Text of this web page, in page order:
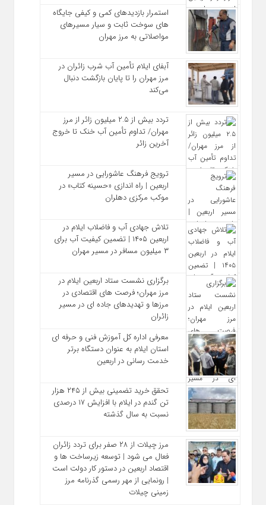
استمرار بازدیدهای کمی و کیفی جایگاه‌
های سوخت ثابت و سیار مسیرهای
مواصلاتی به مرز مهران
آبفای ایلام تأمین آب شرب زائران در
مرز مهران را تا پایان بازگشت دنبال
می‌کند
تردد بیش از ۲.۵ میلیون زائر از مرز
مهران/ تداوم تأمین آب خنک تا خروج
آخرین زائر
ترویج فرهنگ عاشورایی در مسیر
اربعین | راه‌ اندازی «حسینه کتاب» در
موکب مرکزی دهلران
تلاش جهادی آب و فاضلاب ایلام در
اربعین ۱۴۰۵ | تضمین کیفیت آب برای
۳ میلیون مسافر در مسیر مهران
برگزاری نشست ستاد اربعین ایلام در
مرز مهران؛ فرصت‌ های اقتصادی در
مرزها و تهدیدهای جاده‌ ای در مسیر
زائران
معرفی اداره کل آموزش فنی و حرفه‌ ای
استان ایلام به‌ عنوان دستگاه برتر
خدمت‌ رسانی در اربعین
تحقق خرید تضمینی بیش از ۲۴۵ هزار
تن گندم در ایلام با افزایش ۱۷ درصدی
نسبت به سال گذشته
مرز چیلات از ۲۸ صفر برای تردد زائران
فعال می‌ شود | توسعه زیرساخت‌ ها و
اقتصاد اربعین در دستور کار دولت است
| رونمایی از مهر رسمی گذرنامه مرز
زمینی چیلات